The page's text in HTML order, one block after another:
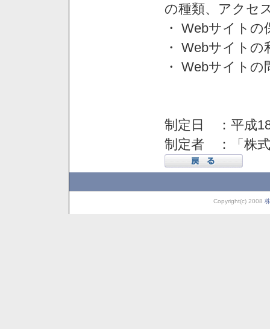
の種類、アクセ
・ Webサイトの
・ Webサイト
・ Webサイト
制定日 ：平成
制定者 ：「株
Copyright(c) 2008